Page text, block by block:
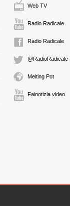
Web TV
Radio Radicale
Radio Radicale
@RadioRadicale
Melting Pot
Fainotizia video